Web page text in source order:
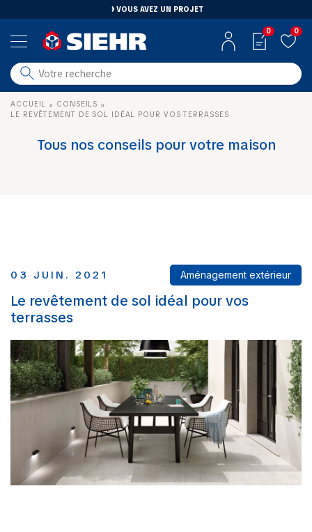
VOUS AVEZ UN PROJET
salle de bain
carrelage
0 0
ACCUEIL » CONSEILS »
LE REVÊTEMENT DE SOL IDÉAL POUR VOS TERRASSES
Tous nos conseils pour votre maison
03 JUIN. 2021 Aménagement extérieur
Le revêtement de sol idéal pour vos
terrasses